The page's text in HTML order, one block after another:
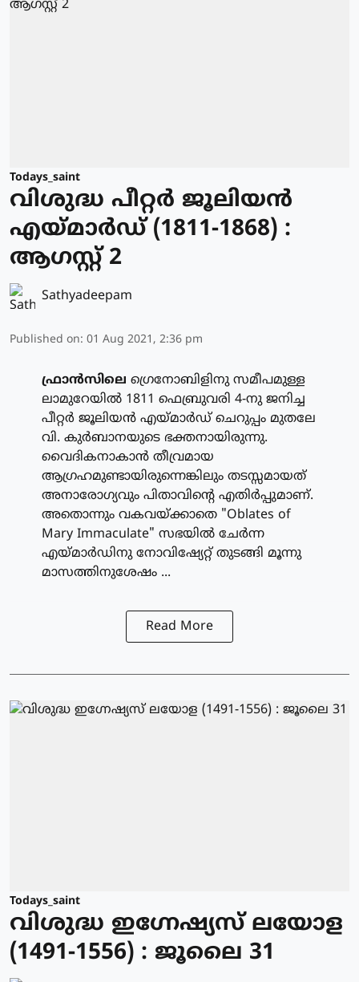
Todays_saint
വിശുദ്ധ പീറ്റര്‍ ജൂലിയന്‍
എയ്മാര്‍ഡ് (1811-1868) :
ആഗസ്റ്റ് 2
Sathyadeepam
Published on: 01 Aug 2021, 2:36 pm
ഫ്രാന്‍സിലെ ഗ്രെനോബിളിനു സമീപമുള്ള
ലാമുറേയില്‍ 1811 ഫെബ്രുവരി 4-നു ജനിച്ച
പീറ്റര്‍ ജൂലിയന്‍ എയ്മാര്‍ഡ് ചെറുപ്പം മുതലേ
വി. കുര്‍ബാനയുടെ ഭക്തനായിരുന്നു.
വൈദികനാകാന്‍ തീവ്രമായ
ആഗ്രഹമുണ്ടായിരുന്നെങ്കിലും തടസ്സമായത്
അനാരോഗ്യവും പിതാവിന്റെ എതിര്‍പ്പുമാണ്.
അതൊന്നും വകവയ്ക്കാതെ "Oblates of
Mary Immaculate" സഭയില്‍ ചേര്‍ന്ന
എയ്മാര്‍ഡിനു നോവിഷ്യേറ്റ് തുടങ്ങി മൂന്നു
മാസത്തിനുശേഷം ...
Read More
Todays_saint
വിശുദ്ധ ഇഗ്നേഷ്യസ് ലയോള
(1491-1556) : ജൂലൈ 31